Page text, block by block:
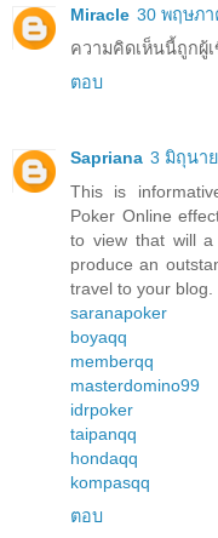
Miracle 30 พฤษภา
ความคิดเห็นนี้ถูกผู้
ตอบ
Sapriana 3 มิถุนา
This is
Poker Online
to view that will
produce an
travel to your blog.
saranapoker
boyaqq
memberqq
masterdomino99
idrpoker
taipanqq
hondaqq
kompasqq
ตอบ